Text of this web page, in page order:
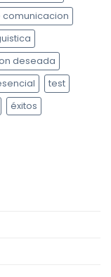
deseada
test
éxitos